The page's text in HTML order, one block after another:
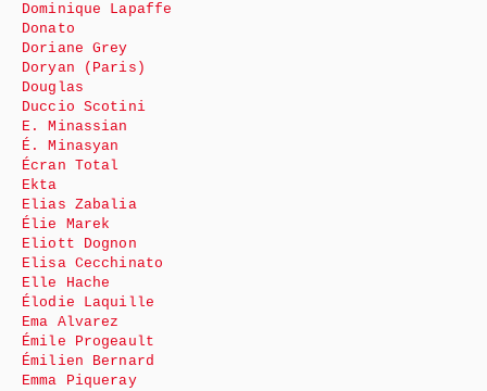
Dominique Lapaffe
Donato
Doriane Grey
Doryan (Paris)
Douglas
Duccio Scotini
E. Minassian
É. Minasyan
Écran Total
Ekta
Elias Zabalia
Élie Marek
Eliott Dognon
Elisa Cecchinato
Elle Hache
Élodie Laquille
Ema Alvarez
Émile Progeault
Émilien Bernard
Emma Piqueray